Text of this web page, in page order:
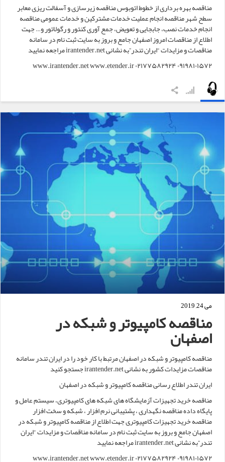
مناقصه بهره برداری از خطوط اتوبوس مناقصه زیرسازی و آسفالت ریزی معابر
سطح شهر مناقصه انجام عملیت خدمات مشترکین و خدمات عمومی مناقصه
انجام خدمات نصب، جابجایی و تعویض، جمع آوری کنتور و رگولاتور و… جهت
اطلاع از مناقصات امروز اصفهان جامع و بروز به سایت ثبت نام در سامانه
مناقصات و مزایدات “ایران تندر”به نشانی irantender.net مراجعه نمایید
www.irantender.net www.etender.ir ۰۲۱۷۷۵۸۲۹۲۴ ۰۹۱۹۸۱۰۱۵۷۲
می 24, 2019
مناقصه کامپیوتر و شبکه در
اصفهان
مناقصه کامپیوتر و شبکه در اصفهان مرتبط با کار خود را در ایران تندر سامانه
مناقصات مزایدات کشور به نشانی irantender.net جستجو کنید
ایران تندر اطلاع رسانی مناقصه کامپیوتر و شبکه در اصفهان
مناقصه خرید تجهیزات آزمایشگاه های شبکه های کامپیوتری، سیستم عامل و
پایگاه داده مناقصه نگهداری ، پشتیبانی نرم افزار ، شبکه و سخت افزار
مناقصه خرید تجهیزات کامپیوتری جهت اطلاع از مناقصه کامپیوتر و شبکه در
اصفهان جامع و بروز به سایت ثبت نام در سامانه مناقصات و مزایدات “ایران
تندر”به نشانی irantender.net مراجعه نمایید
www.irantender.net www.etender.ir ۰۲۱۷۷۵۸۲۹۲۴ ۰۹۱۹۸۱۰۱۵۷۲